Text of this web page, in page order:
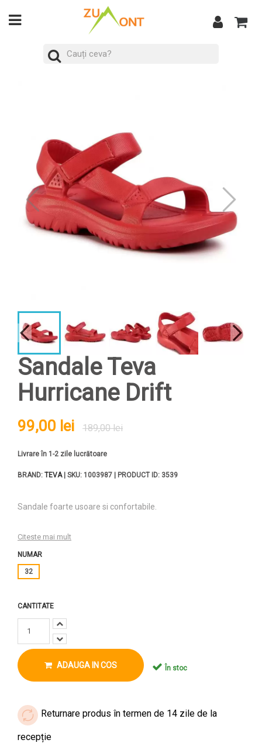
Sandale Teva
Hurricane Drift
99,00 lei 189,00 lei
Livrare în 1-2 zile lucrătoare
BRAND: TEVA| SKU: 1003987 | PRODUCT ID: 3539
Sandale foarte usoare si confortabile.
Citeste mai mult
NUMAR
32
CANTITATE
ADAUGA IN COS În stoc
Returnare produs în termen de 14 zile de la
recepție